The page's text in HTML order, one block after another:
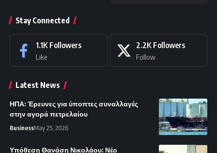
Stay Connected
1.1K Followers
Like
2.2K Followers
Follow
Latest News
ΗΠΑ: Έρευνες για ύποπτες συναλλαγές
στην αγορά πετρελαίου
BusinessMay 25, 2026
Υπόθεση Θανάση Νικολάου: Νέο